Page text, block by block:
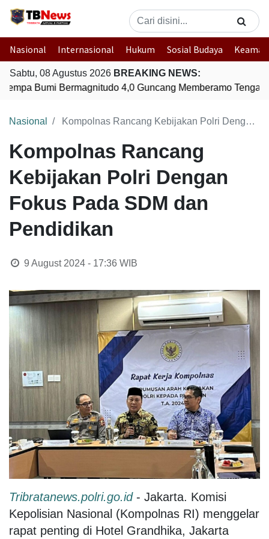
Nasional Internasional Hukum Sosial Budaya
Sabtu, 08 Agustus 2026 BREAKING NEWS:
Bumi Bermagnitudo 4,0 Guncang Memberamo Tengah,
Nasional Kompolnas Rancang Kebijakan Polri Dengan Fokus Pada SDM dan Pendidikan
Kompolnas Rancang
Kebijakan Polri Dengan
Fokus Pada SDM dan
Pendidikan
9 August 2024 - 17:36WIB
Tribratanews.polri.go.id- Jakarta. Komisi
Kepolisian Nasional (Kompolnas RI) menggelar
rapat penting di Hotel Grandhika, Jakarta